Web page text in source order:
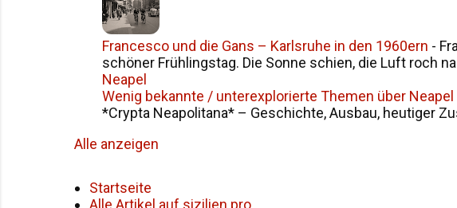
Francesco und die Gans – Karlsruhe in den 1960ern -
schöner Frühlingstag. Die Sonne schien, die Luft roch
Neapel
Wenig bekannte / unterexplorierte Themen über Neapel
*Crypta Neapolitana* – Geschichte, Ausbau, heutiger
Alle anzeigen
Startseite
Alle Artikel auf sizilien.pro